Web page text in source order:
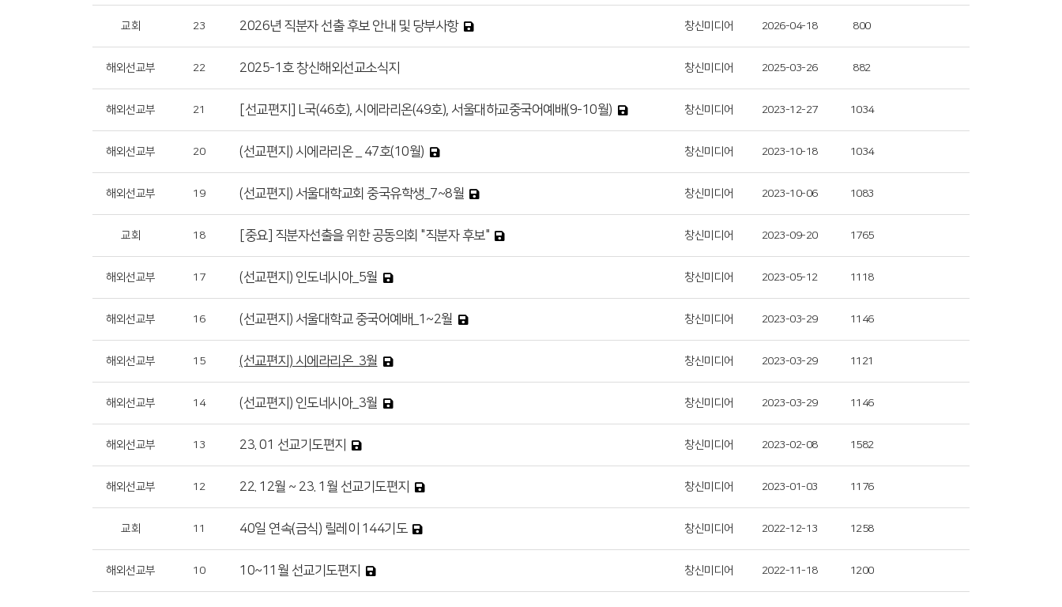
교회 23 2026년 직분자 선출 후보 안내 및 당부사항 창신미디어 2026-04-18 800
해외선교부 22 2025-1호 창신해외선교소식지 창신미디어 2025-03-26 882
해외선교부 21 [선교편지] L국(46호), 시에라리온(49호), 서울대하교중국어예배(9-10월) 창신미디어 2023-12-27 1034
해외선교부 20 (선교편지) 시에라리온 _ 47호(10월) 창신미디어 2023-10-18 1034
해외선교부 19 (선교편지) 서울대학교회 중국유학생_7~8월 창신미디어 2023-10-06 1083
교회 18 [중요] 직분자선출을 위한 공동의회 "직분자 후보" 창신미디어 2023-09-20 1765
해외선교부 17 (선교편지) 인도네시아_5월 창신미디어 2023-05-12 1118
해외선교부 16 (선교편지) 서울대학교 중국어예배_1~2월 창신미디어 2023-03-29 1146
해외선교부 15 (선교편지) 시에라리온_3월 창신미디어 2023-03-29 1121
해외선교부 14 (선교편지) 인도네시아_3월 창신미디어 2023-03-29 1146
해외선교부 13 23. 01 선교기도편지 창신미디어 2023-02-08 1582
해외선교부 12 22. 12월 ~ 23. 1월 선교기도편지 창신미디어 2023-01-03 1176
교회 11 40일 연속(금식) 릴레이 144기도 창신미디어 2022-12-13 1258
해외선교부 10 10~11월 선교기도편지 창신미디어 2022-11-18 1200